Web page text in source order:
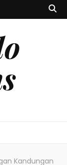
Kandungan